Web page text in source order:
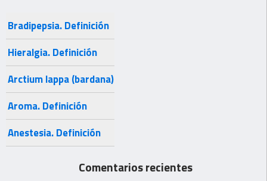
Bradipepsia. Definición
Hieralgia. Definición
Arctium lappa (bardana)
Aroma. Definición
Anestesia. Definición
Comentarios recientes